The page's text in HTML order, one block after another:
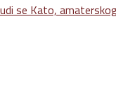
se Kato,